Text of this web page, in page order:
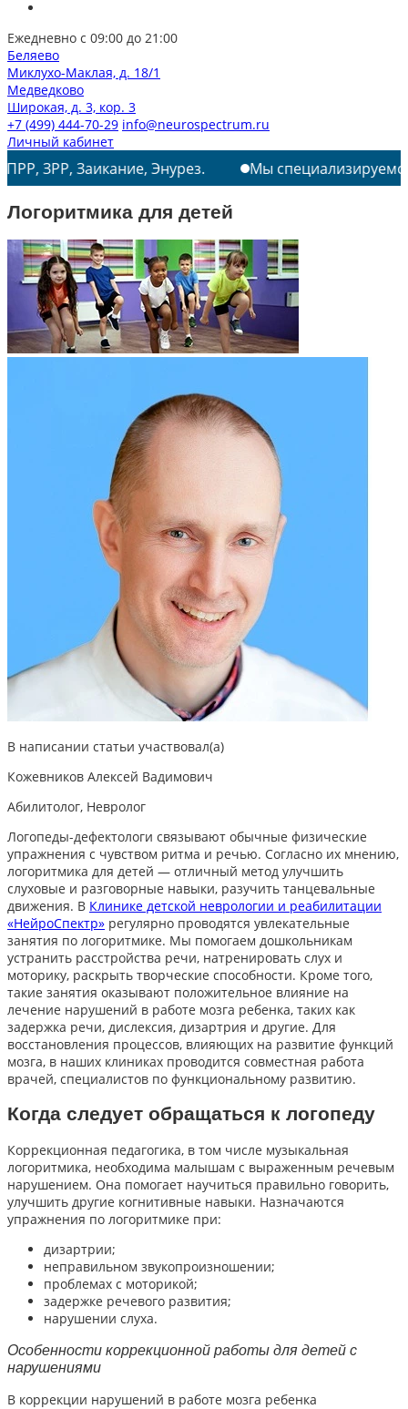
Ежедневно с 09:00 до 21:00
Беляево
Миклухо-Маклая, д. 18/1
Медведково
Широкая, д. 3, кор. 3
+7 (499) 444-70-29 info@neurospectrum.ru
Личный кабинет
Энурез. Мы специализируемся на
Логоритмика для детей
В написании статьи участвовал(а)
Кожевников Алексей Вадимович
Абилитолог, Невролог
Логопеды-дефектологи связывают обычные физические
упражнения с чувством ритма и речью. Согласно их мнению,
логоритмика для детей — отличный метод улучшить
слуховые и разговорные навыки, разучить танцевальные
движения. В Клинике детской неврологии и реабилитации
«НейроСпектр» регулярно проводятся увлекательные
занятия по логоритмике. Мы помогаем дошкольникам
устранить расстройства речи, натренировать слух и
моторику, раскрыть творческие способности. Кроме того,
такие занятия оказывают положительное влияние на
лечение нарушений в работе мозга ребенка, таких как
задержка речи, дислексия, дизартрия и другие. Для
восстановления процессов, влияющих на развитие функций
мозга, в наших клиниках проводится совместная работа
врачей, специалистов по функциональному развитию.
Когда следует обращаться к логопеду
Коррекционная педагогика, в том числе музыкальная
логоритмика, необходима малышам с выраженным речевым
нарушением. Она помогает научиться правильно говорить,
улучшить другие когнитивные навыки. Назначаются
упражнения по логоритмике при:
дизартрии;
неправильном звукопроизношении;
проблемах с моторикой;
задержке речевого развития;
нарушении слуха.
Особенности коррекционной работы для детей с
нарушениями
В коррекции нарушений в работе мозга ребенка